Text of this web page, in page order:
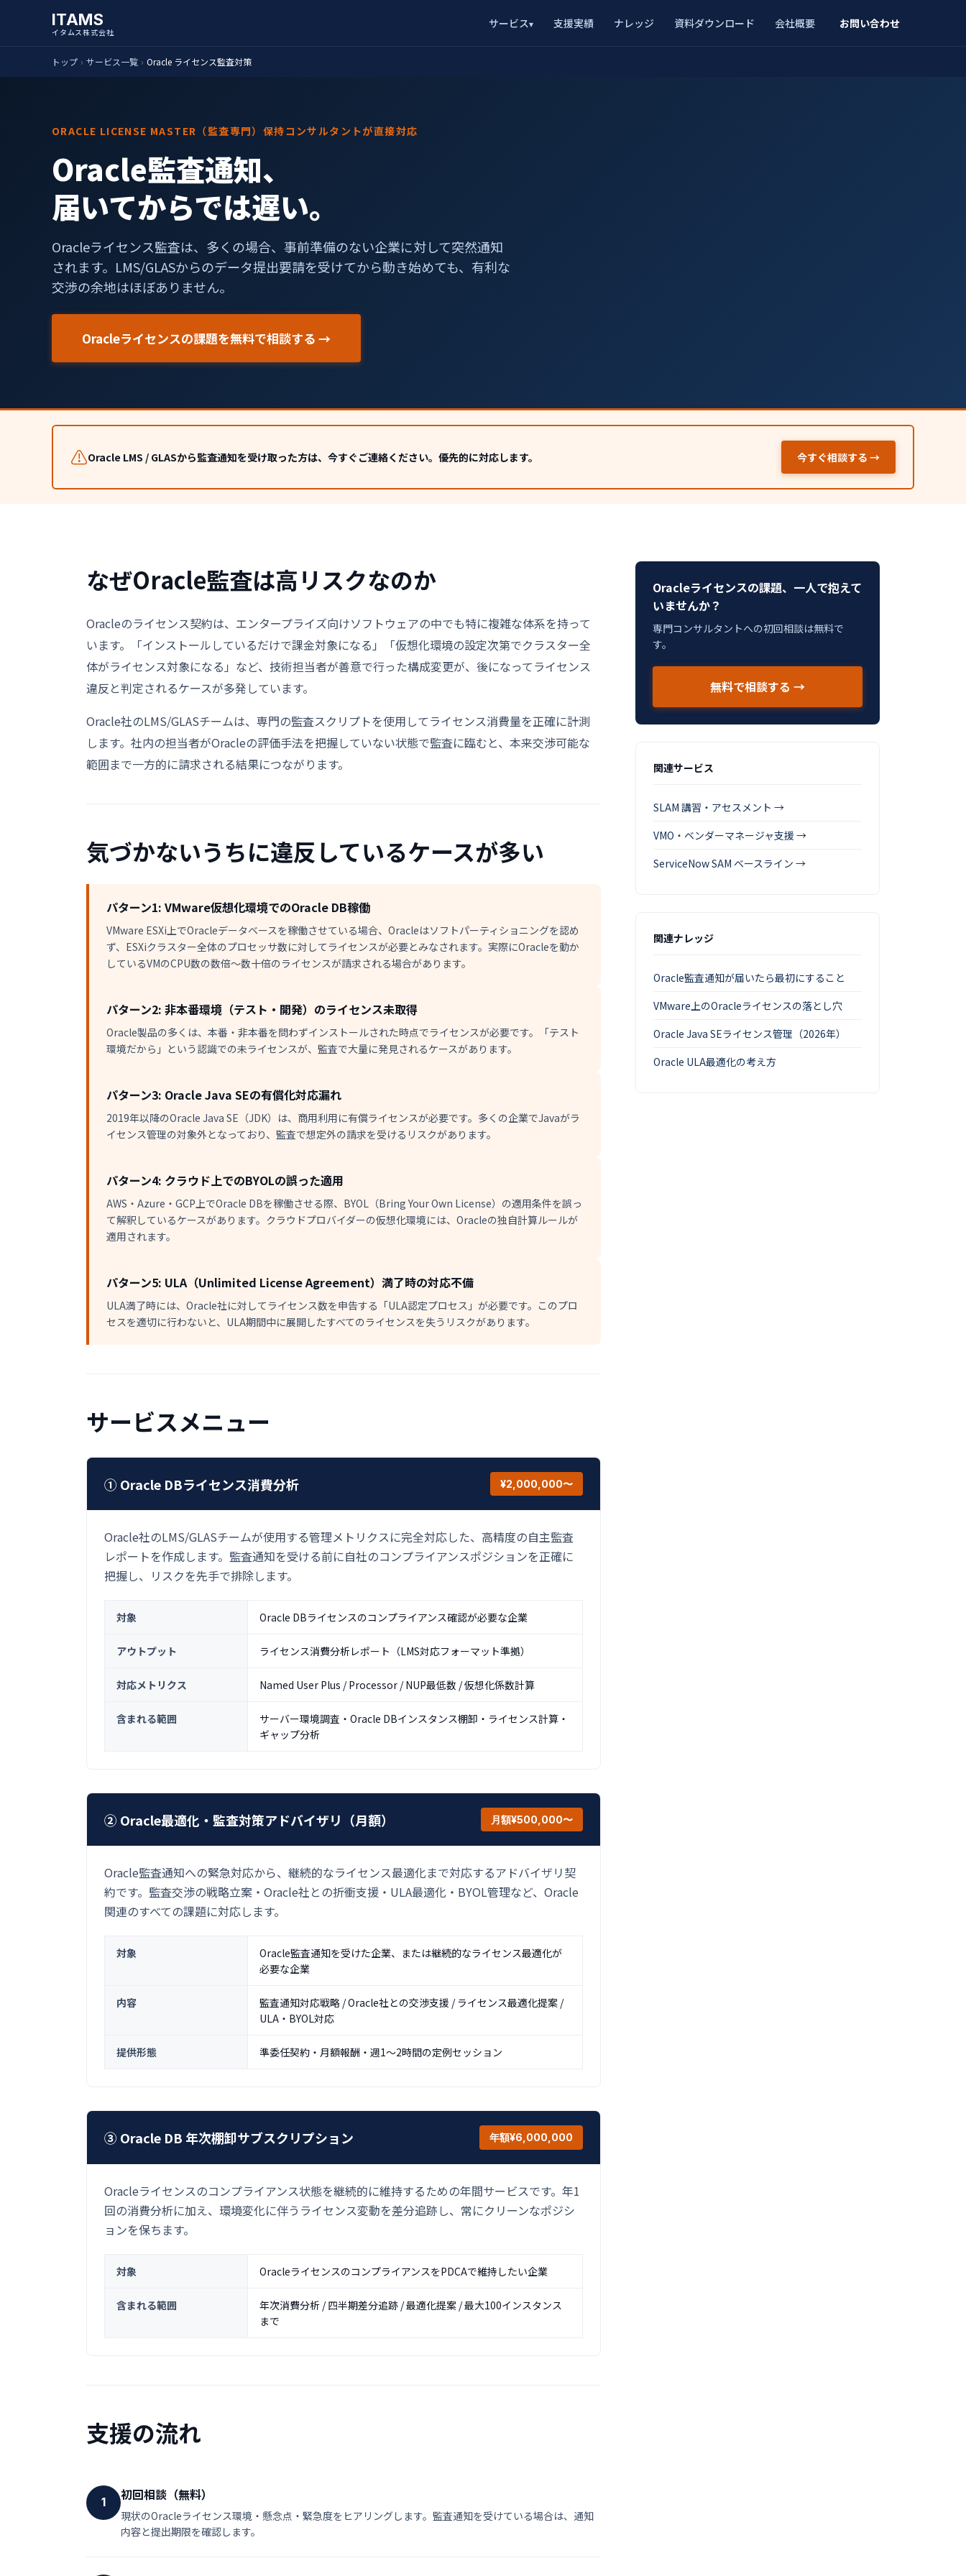
ITAMS
イタムス株式会社
サービス▾ 支援実績 ナレッジ 資料ダウンロード 会社概要 お問い合わせ
トップ › サービス一覧 › Oracle ライセンス監査対策
ORACLE LICENSE MASTER（監査専門）保持コンサルタントが直接対応
Oracle監査通知、
届いてからでは遅い。
Oracleライセンス監査は、多くの場合、事前準備のない企業に対して突然通知
されます。LMS/GLASからのデータ提出要請を受けてから動き始めても、有利な
交渉の余地はほぼありません。
Oracleライセンスの課題を無料で相談する →
⚠️Oracle LMS / GLASから監査通知を受け取った方は、今すぐご連絡ください。優先的に対応します。 今すぐ相談する →
なぜOracle監査は高リスクなのか
Oracleのライセンス契約は、エンタープライズ向けソフトウェアの中でも特に複雑な体系を持って
います。「インストールしているだけで課金対象になる」「仮想化環境の設定次第でクラスター全
体がライセンス対象になる」など、技術担当者が善意で行った構成変更が、後になってライセンス
違反と判定されるケースが多発しています。
Oracle社のLMS/GLASチームは、専門の監査スクリプトを使用してライセンス消費量を正確に計測
します。社内の担当者がOracleの評価手法を把握していない状態で監査に臨むと、本来交渉可能な
範囲まで一方的に請求される結果につながります。
気づかないうちに違反しているケースが多い
パターン1: VMware仮想化環境でのOracle DB稼働
VMware ESXi上でOracleデータベースを稼働させている場合、Oracleはソフトパーティショニングを認め
ず、ESXiクラスター全体のプロセッサ数に対してライセンスが必要とみなされます。実際にOracleを動か
しているVMのCPU数の数倍〜数十倍のライセンスが請求される場合があります。
パターン2: 非本番環境（テスト・開発）のライセンス未取得
Oracle製品の多くは、本番・非本番を問わずインストールされた時点でライセンスが必要です。「テスト
環境だから」という認識での未ライセンスが、監査で大量に発見されるケースがあります。
パターン3: Oracle Java SEの有償化対応漏れ
2019年以降のOracle Java SE（JDK）は、商用利用に有償ライセンスが必要です。多くの企業でJavaがラ
イセンス管理の対象外となっており、監査で想定外の請求を受けるリスクがあります。
パターン4: クラウド上でのBYOLの誤った適用
AWS・Azure・GCP上でOracle DBを稼働させる際、BYOL（Bring Your Own License）の適用条件を誤っ
て解釈しているケースがあります。クラウドプロバイダーの仮想化環境には、Oracleの独自計算ルールが
適用されます。
パターン5: ULA（Unlimited License Agreement）満了時の対応不備
ULA満了時には、Oracle社に対してライセンス数を申告する「ULA認定プロセス」が必要です。このプロ
セスを適切に行わないと、ULA期間中に展開したすべてのライセンスを失うリスクがあります。
サービスメニュー
① Oracle DBライセンス消費分析 ¥2,000,000〜
Oracle社のLMS/GLASチームが使用する管理メトリクスに完全対応した、高精度の自主監査
レポートを作成します。監査通知を受ける前に自社のコンプライアンスポジションを正確に
把握し、リスクを先手で排除します。
対象 Oracle DBライセンスのコンプライアンス確認が必要な企業
アウトプット ライセンス消費分析レポート（LMS対応フォーマット準拠）
対応メトリクス Named User Plus / Processor / NUP最低数 / 仮想化係数計算
含まれる範囲
サーバー環境調査・Oracle DBインスタンス棚卸・ライセンス計算・
ギャップ分析
② Oracle最適化・監査対策アドバイザリ（月額） 月額¥500,000〜
Oracle監査通知への緊急対応から、継続的なライセンス最適化まで対応するアドバイザリ契
約です。監査交渉の戦略立案・Oracle社との折衝支援・ULA最適化・BYOL管理など、Oracle
関連のすべての課題に対応します。
対象
Oracle監査通知を受けた企業、または継続的なライセンス最適化が
必要な企業
内容
監査通知対応戦略 / Oracle社との交渉支援 / ライセンス最適化提案 /
ULA・BYOL対応
提供形態 準委任契約・月額報酬・週1〜2時間の定例セッション
③ Oracle DB 年次棚卸サブスクリプション 年額¥6,000,000
Oracleライセンスのコンプライアンス状態を継続的に維持するための年間サービスです。年1
回の消費分析に加え、環境変化に伴うライセンス変動を差分追跡し、常にクリーンなポジシ
ョンを保ちます。
対象 OracleライセンスのコンプライアンスをPDCAで維持したい企業
含まれる範囲
年次消費分析 / 四半期差分追跡 / 最適化提案 / 最大100インスタンス
まで
支援の流れ
1 初回相談（無料）
現状のOracleライセンス環境・懸念点・緊急度をヒアリングします。監査通知を受けている場合は、通知
内容と提出期限を確認します。
Oracleライセンスの課題、一人で抱えて
いませんか？
専門コンサルタントへの初回相談は無料で
す。
無料で相談する →
関連サービス
SLAM 講習・アセスメント →
VMO・ベンダーマネージャ支援 →
ServiceNow SAM ベースライン →
関連ナレッジ
Oracle監査通知が届いたら最初にすること
VMware上のOracleライセンスの落とし穴
Oracle Java SEライセンス管理（2026年）
Oracle ULA最適化の考え方